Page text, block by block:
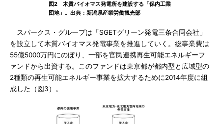
図2 木質バイオマス発電所を建設する「保内工業
団地」。出典：新潟県産業労働観光部
スパークス・グループは「SGETグリーン発電三条合同会社」
を設立して木質バイオマス発電事業を推進していく。総事業費は
55億5000万円にのぼり、一部を官民連携再生可能エネルギーフ
ァンドから出資する。このファンドは東京都が都内型と広域型の
2種類の再生可能エネルギー事業を拡大するために2014年度に組
成した（図3）。